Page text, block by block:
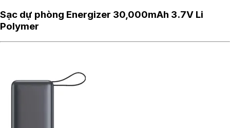
Sạc dự phòng Energizer 30,000mAh 3.7V Li
Polymer